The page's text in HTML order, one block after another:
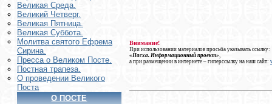
Великая Среда.
Великий Четверг.
Великая Пятница.
Великая Суббота.
Молитва святого Ефрема
Сирина.
Пресса о Великом Посте.
Постная трапеза.
О проведении Великого
Поста
О ПОСТЕ
Внимание!
При использовании материалов просьба указывать ссылку:
«Пасха. Информационный проект»
а при размещении в интернете – гиперссылку на наш сайт: